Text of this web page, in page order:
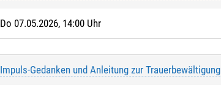
Do 07.05.2026, 14:00 Uhr
Impuls-Gedanken und Anleitung zur Trauerbewältigung